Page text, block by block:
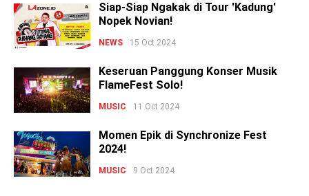
Siap-Siap Ngakak di Tour 'Kadung'
Nopek Novian!
NEWS 15 Oct 2024
Keseruan Panggung Konser Musik
FlameFest Solo!
MUSIC 11 Oct 2024
Momen Epik di Synchronize Fest
2024!
MUSIC 9 Oct 2024